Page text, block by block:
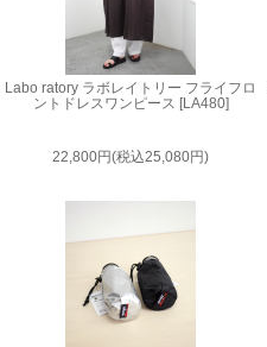
Labo ratory ラボレイトリー フライフロ
ントドレスワンピース [LA480]
22,800円(税込25,080円)